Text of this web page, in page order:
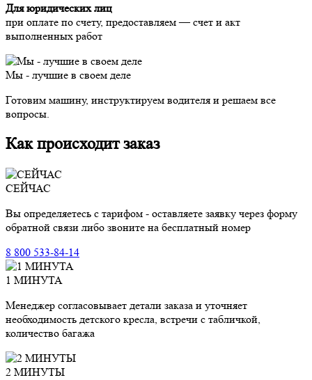
Для юридических лиц
при оплате по счету, предоставляем — счет и акт
выполненных работ
Мы - лучшие в своем деле
Готовим машину, инструктируем водителя и решаем все
вопросы.
Как происходит заказ
СЕЙЧАС
Вы определяетесь с тарифом - оставляете заявку через форму
обратной связи либо звоните на бесплатный номер
8 800 533-84-14
1 МИНУТА
Менеджер согласовывает детали заказа и уточняет
необходимость детского кресла, встречи с табличкой,
количество багажа
2 МИНУТЫ